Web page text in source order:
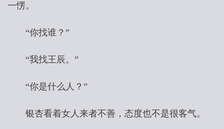
一愣。
“你找谁？”
“我找王辰。”
“你是什么人？”
银杏看着女人来者不善，态度也不是很客气。